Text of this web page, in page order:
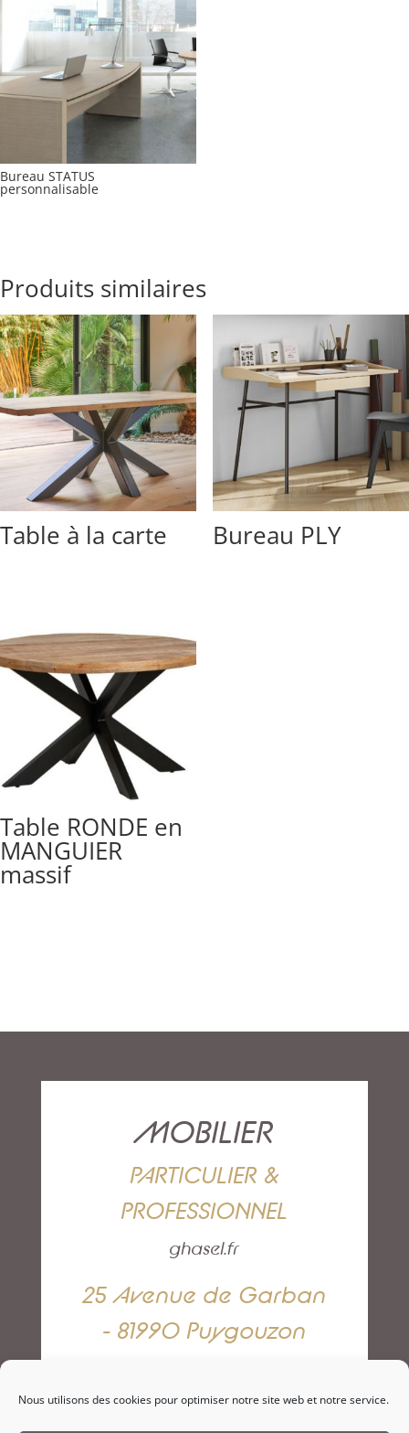
Nous utilisons des cookies pour optimiser notre site web et notre service.
Bureau STATUS
personnalisable
Produits similaires
Table à la carte Bureau PLY
Table RONDE en
MANGUIER
massif
MOBILIER
PARTICULIER &
PROFESSIONNEL
ghasel.fr
25 Avenue de Garban
- 81990 Puygouzon